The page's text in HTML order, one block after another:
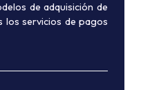
de adquisición de
los servicios de pagos